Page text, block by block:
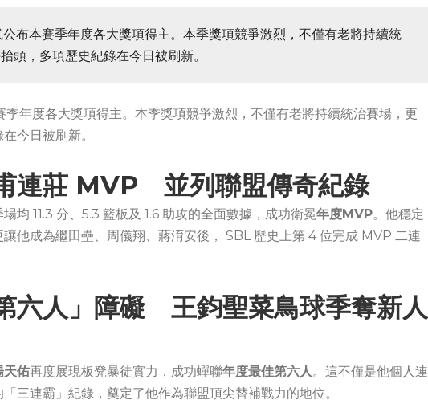
布本賽季年度各大獎項得主。本季獎項競爭激烈，不僅有老將持續統
頭，多項歷史紀錄在今日被刷新。
年度各大獎項得主。本季獎項競爭激烈，不僅有老將持續統治賽場，更
今日被刷新。
連莊 MVP 並列聯盟傳奇紀錄
場均 11.3 分、5.3 籃板及 1.6 助攻的全面數據，成功衛冕年度MVP。他穩定
他成為繼田壘、周儀翔、蔣淯安後， SBL 歷史上第 4 位完成 MVP 二連
六人」障礙 王鈞聖菜鳥球季奪新人
天佑再度展現板凳暴徒實力，成功蟬聯年度最佳第六人。這不僅是他個人連
三連霸」紀錄，奠定了他作為聯盟頂尖替補戰力的地位。